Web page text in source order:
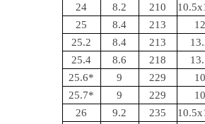
24
8.2 210
25
8.4 213 12
25.2
8.4 213
25.4
8.6 218
25.6*
9 229 10
25.7*
9 229 10
26
9.2 235